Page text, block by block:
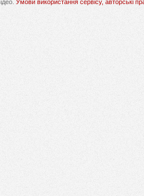
Умови використання сервісу, авторські